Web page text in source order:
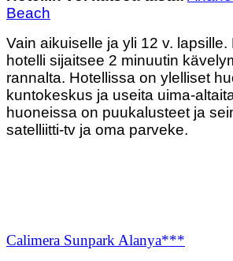
Beach
Vain aikuiselle ja yli 12 v. lapsille.
hotelli sijaitsee 2 minuutin
rannalta. Hotellissa on ylelliset
kuntokeskus ja useita uima-
huoneissa on puukalusteet ja
satelliitti-tv ja oma parveke.
Calimera Sunpark Alanya***